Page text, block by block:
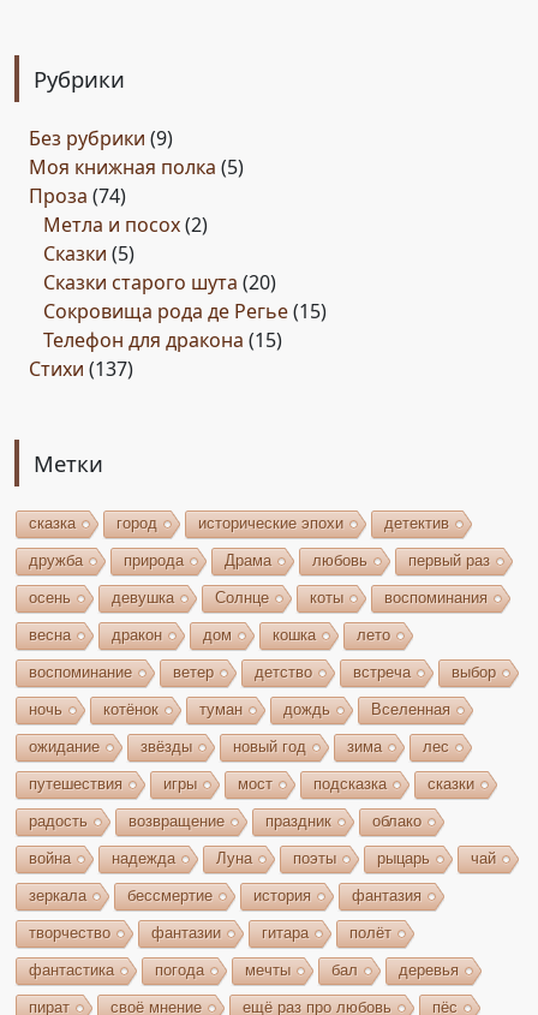
Рубрики
Без рубрики (9)
Моя книжная полка (5)
Проза (74)
Метла и посох(2)
Сказки (5)
Сказки старого шута (20)
Сокровища рода де Регье(15)
Телефон для дракона (15)
Стихи (137)
Метки
сказка город исторические эпохи детектив
дружба природа Драма любовь первый раз
осень девушка Солнце коты воспоминания
весна дракон дом кошка лето
воспоминание ветер детство встреча выбор
ночь котёнок туман дождь Вселенная
ожидание звёзды новый год зима лес
путешествия игры мост подсказка сказки
радость возвращение праздник облако
война надежда Луна поэты рыцарь чай
зеркала бессмертие история фантазия
творчество фантазии гитара полёт
фантастика погода мечты бал деревья
пират своё мнение ещё раз про любовь пёс